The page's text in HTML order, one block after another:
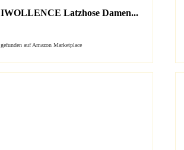
IWOLLENCE Latzhose Damen...
gefunden auf Amazon Marketplace